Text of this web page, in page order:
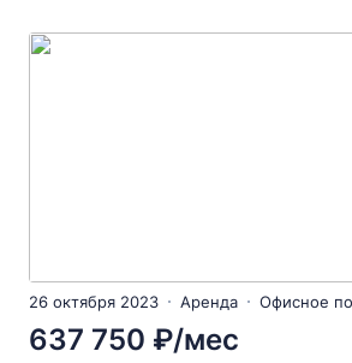
26 октября 2023 Аренда Офисное
637 750 ₽/мес